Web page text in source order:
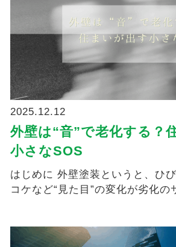
2025.12.12
外壁は“音”で老化する？
小さなSOS
はじめに 外壁塗装というと、ひび割れ・色あせ・
コケなど“見た目”の変化が劣化の